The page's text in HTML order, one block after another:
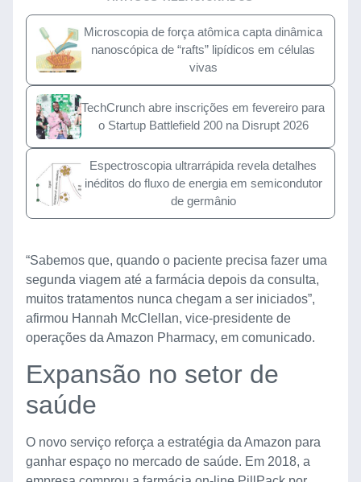
Microscopia de força atômica capta dinâmica
nanoscópica de “rafts” lipídicos em células
vivas
TechCrunch abre inscrições em fevereiro para
o Startup Battlefield 200 na Disrupt 2026
Espectroscopia ultrarrápida revela detalhes
inéditos do fluxo de energia em semicondutor
de germânio
“Sabemos que, quando o paciente precisa fazer uma
segunda viagem até a farmácia depois da consulta,
muitos tratamentos nunca chegam a ser iniciados”,
afirmou Hannah McClellan, vice-presidente de
operações da Amazon Pharmacy, em comunicado.
Expansão no setor de
saúde
O novo serviço reforça a estratégia da Amazon para
ganhar espaço no mercado de saúde. Em 2018, a